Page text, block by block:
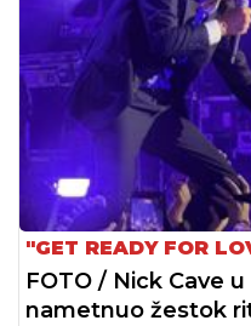
"GET READY FOR
FOTO / Nick Cave
nametnuo žestok